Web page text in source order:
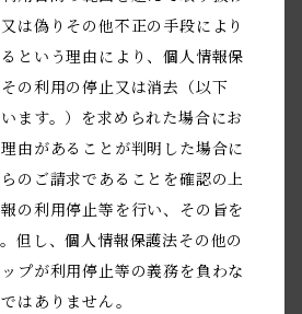
は偽りその他不正の手段により
という理由により、個人情報保
の利用の停止又は消去（以下
ます。）を求められた場合にお
由があることが判明した場合に
のご請求であることを確認の上
の利用停止等を行い、その旨を
但し、個人情報保護法その他の
プが利用停止等の義務を負わな
はありません。